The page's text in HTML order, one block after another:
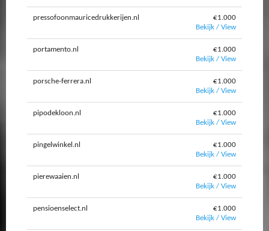
pressofoonmauricedrukkerijen.nl
€1.000
Bekijk / View
portamento.nl
€1.000
Bekijk / View
porsche-ferrera.nl
€1.000
Bekijk / View
pipodekloon.nl
€1.000
Bekijk / View
pingelwinkel.nl
€1.000
Bekijk / View
pierewaaien.nl
€1.000
Bekijk / View
pensioenselect.nl
€1.000
Bekijk / View